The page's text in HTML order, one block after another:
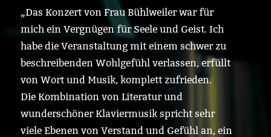
„Das Konzert von Frau Bühlweiler war für
mich ein Vergnügen für Seele und Geist. Ich
habe die Veranstaltung mit einem schwer zu
beschreibenden Wohlgefühl verlassen, erfüllt
von Wort und Musik, komplett zufrieden.
Die Kombination von Literatur und
wunderschöner Klaviermusik spricht sehr
viele Ebenen von Verstand und Gefühl an, ein